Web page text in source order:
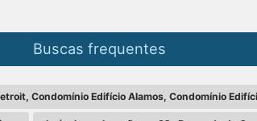
Buscas frequentes
Condomínio Edifício Alamos, Condomínio